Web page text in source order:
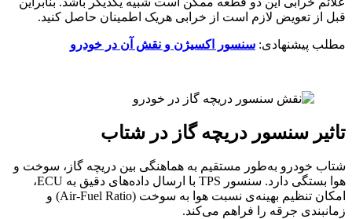
قبل از تعویض لازم است از خرابی هریک اطمینان حاصل کنید.
مطلب پیشنهادی: سنسور اکسیژن و نقش آن در خودرو
تاثیر سنسور دریچه گاز در شتاب
شتاب خودرو به‌طور مستقیم به هماهنگی بین دریچه گاز، سوخت و
هوا بستگی دارد. سنسور TPS با ارسال داده‌های دقیق به ECU،
امکان تنظیم بهینه‌ی نسبت هوا به سوخت (Air-Fuel Ratio) و
زمانبندی جرقه را فراهم می‌کند.